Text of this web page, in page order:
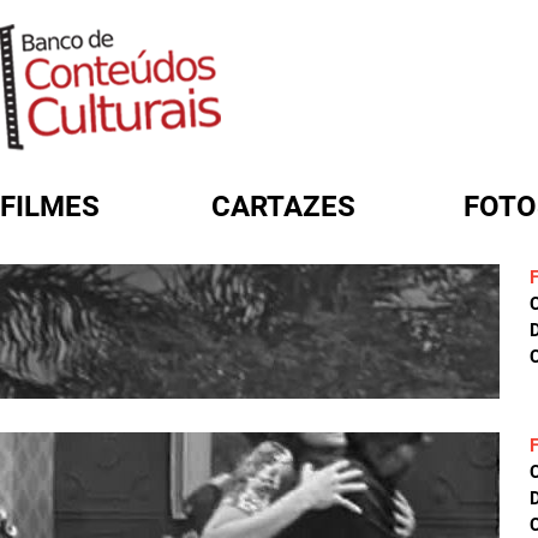
FILMES CARTAZES
FORMULÁRIO DE BUSCA